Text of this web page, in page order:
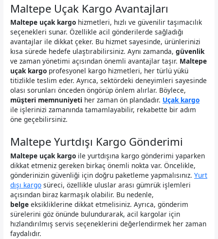
Maltepe Uçak Kargo Avantajları
Maltepe uçak kargo hizmetleri, hızlı ve güvenilir taşımacılık
seçenekleri sunar. Özellikle acil gönderilerde sağladığı
avantajlar ile dikkat çeker. Bu hizmet sayesinde, ürünlerinizi
kısa sürede hedefe ulaştırabilirsiniz. Aynı zamanda,güvenlik
ve zaman yönetimi açısından önemli avantajlar taşır. Maltepe
uçak kargo profesyonel kargo hizmetleri, her türlü yükü
titizlikle teslim eder. Ayrıca, sektördeki deneyimleri sayesinde
olası sorunları önceden öngörüp önlem alırlar. Böylece,
müşteri memnuniyeti her zaman ön plandadır. Uçak kargo
ile işlerinizi zamanında tamamlayabilir, rekabette bir adım
öne geçebilirsiniz.
Maltepe Yurtdışı Kargo Gönderimi
Maltepe uçak kargo ile yurtdışına kargo gönderimi yaparken
dikkat etmeniz gereken birkaç önemli nokta var. Öncelikle,
gönderinizin güvenliği için doğru paketleme yapmalısınız.Yurt
dışı kargo süreci, özellikle uluslar arası gümrük işlemleri
açısından biraz karmaşık olabilir. Bu nedenle,
belge eksikliklerine dikkat etmelisiniz. Ayrıca, gönderim
sürelerini göz önünde bulundurarak, acil kargolar için
hızlandırılmış servis seçeneklerini değerlendirmek her zaman
faydalıdır.